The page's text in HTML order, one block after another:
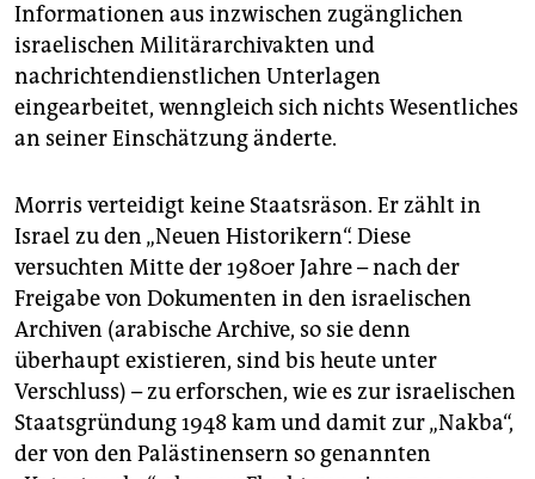
Informationen aus inzwischen zugänglichen
israelischen Militärarchivakten und
nachrichtendienstlichen Unterlagen
eingearbeitet, wenngleich sich nichts Wesentliches
an seiner Einschätzung änderte.
Morris verteidigt keine Staatsräson. Er zählt in
Israel zu den „Neuen Historikern“. Diese
versuchten Mitte der 1980er Jahre – nach der
Freigabe von Dokumenten in den israelischen
Archiven (arabische Archive, so sie denn
überhaupt existieren, sind bis heute unter
Verschluss) – zu erforschen, wie es zur israelischen
Staatsgründung 1948 kam und damit zur „Nakba“,
der von den Palästinensern so genannten